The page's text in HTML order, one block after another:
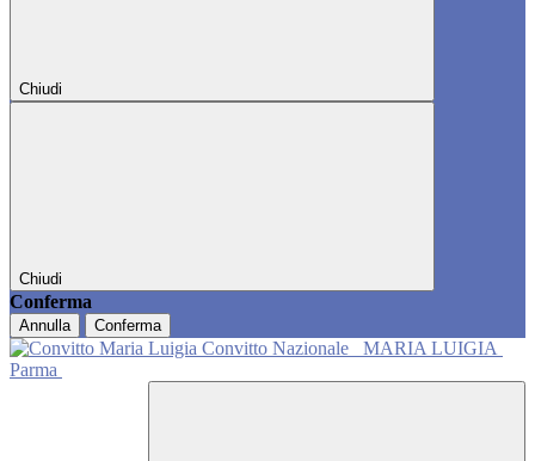
Chiudi
Chiudi
Conferma
Annulla Conferma
Convitto Nazionale
MARIA LUIGIA
Parma